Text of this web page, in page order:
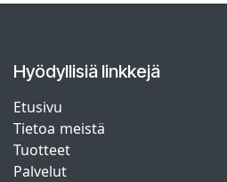
Hyödyllisiä linkkejä
Etusivu
Tietoa meistä
Tuotteet
Palvelut